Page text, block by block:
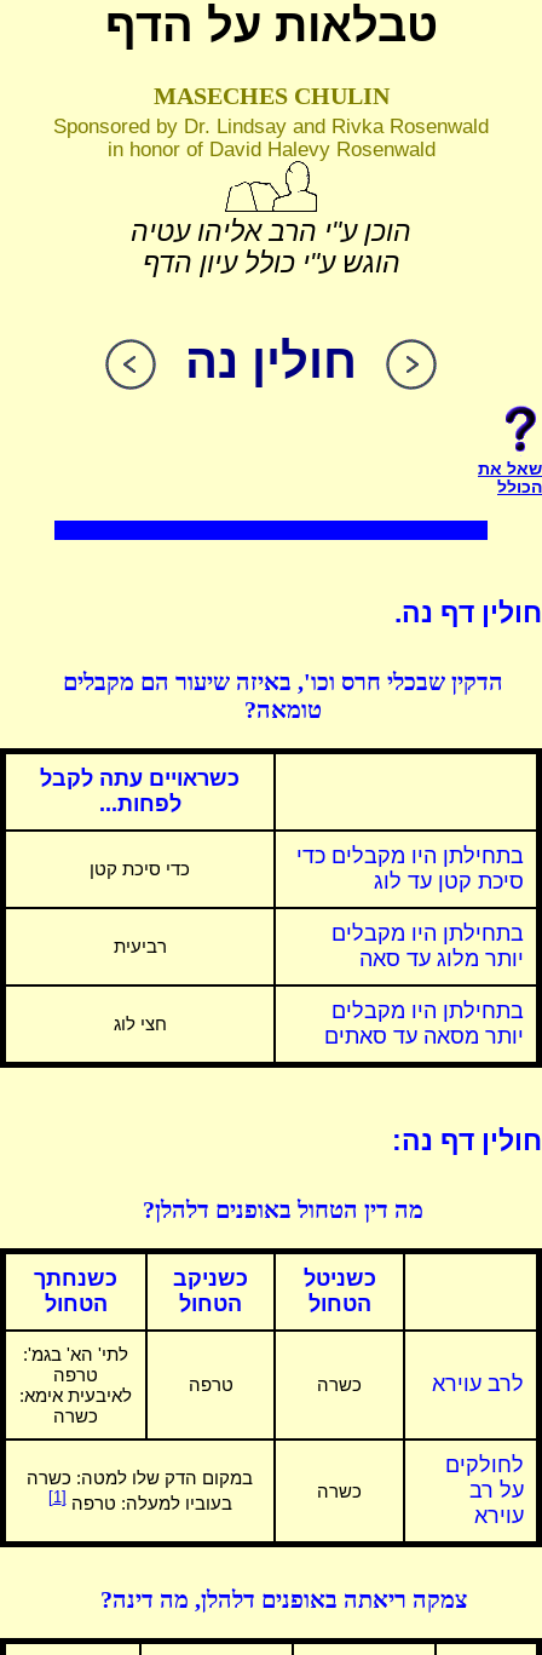
טבלאות על הדף
MASECHES CHULIN
Sponsored by Dr. Lindsay and Rivka Rosenwald
in honor of David Halevy Rosenwald
הוכן ע"י הרב אליהו עטיה
הוגש ע"י כולל עיון הדף
חולין נה
שאל את
הכולל
חולין דף נה.
הדקין שבכלי חרס וכו', באיזה שיעור הם מקבלים
טומאה?
כשראויים עתה לקבל
לפחות...
בתחילתן היו מקבלים כדי
סיכת קטן עד לוג
כדי סיכת קטן
בתחילתן היו מקבלים
יותר מלוג עד סאה
רביעית
בתחילתן היו מקבלים
יותר מסאה עד סאתים
חצי לוג
חולין דף נה:
מה דין הטחול באופנים דלהלן?
כשניטל
הטחול
כשניקב
הטחול
כשנחתך
הטחול
לרב עוירא כשרה טרפה
לתי' הא' בגמ':
טרפה
לאיבעית אימא:
כשרה
לחולקים
על רב
עוירא
כשרה
במקום הדק שלו למטה: כשרה
בעוביו למעלה: טרפה[1]
צמקה ריאתה באופנים דלהלן, מה דינה?